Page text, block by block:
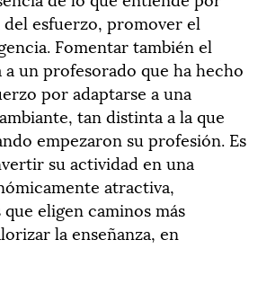
esfuerzo, promover el
Fomentar también el
un profesorado que ha hecho
por adaptarse a una
tan distinta a la que
empezaron su profesión. Es
su actividad en una
atractiva,
eligen caminos más
la enseñanza, en